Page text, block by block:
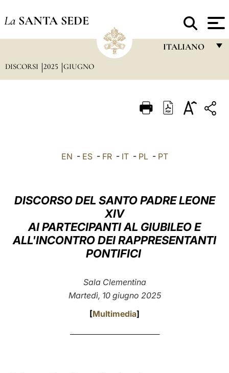
La SANTA SEDE
ITALIANO
ITALIANO
العربيّة
中文
LATINE
DISCORSI 2025 GIUGNO
EN - ES- FR- IT- PL- PT
DISCORSO DEL SANTO PADRE LEONE
XIV
AI PARTECIPANTI AL GIUBILEO E
ALL'INCONTRO DEI RAPPRESENTANTI
PONTIFICI
Sala Clementina
Martedì, 10 giugno 2025
[Multimedia]